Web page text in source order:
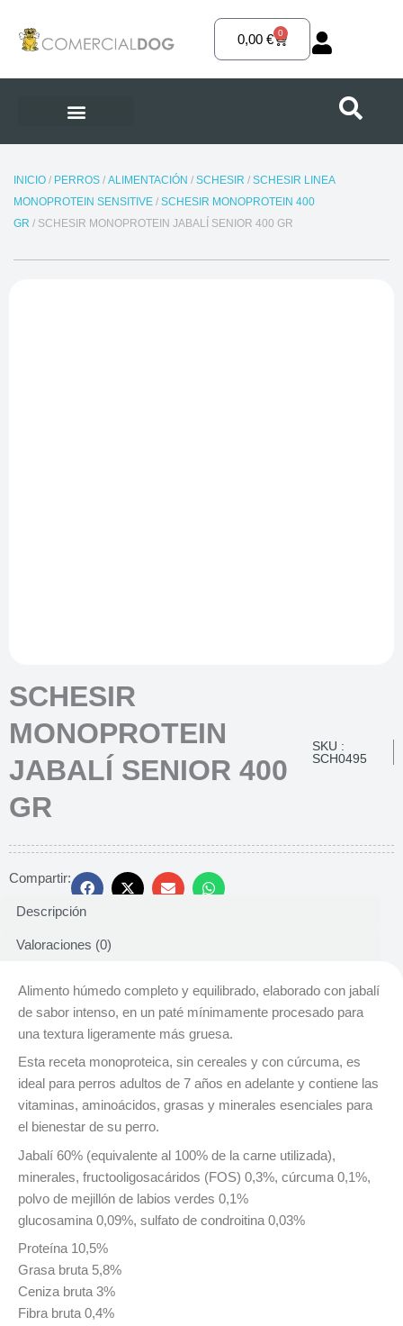
contenido
0,00€ 0
Carrito
INICIO/ PERROS/ ALIMENTACIÓN / SCHESIR / SCHESIR LINEA
MONOPROTEIN SENSITIVE/ SCHESIR MONOPROTEIN 400
GR / SCHESIR MONOPROTEIN JABALÍ SENIOR 400 GR
SCHESIR
MONOPROTEIN
JABALÍ SENIOR 400
GR
SKU :
SCH0495
Compartir:
Descripción
Valoraciones (0)
Alimento húmedo completo y equilibrado, elaborado con jabalí
de sabor intenso, en un paté mínimamente procesado para
una textura ligeramente más gruesa.
Esta receta monoproteica, sin cereales y con cúrcuma, es
ideal para perros adultos de 7 años en adelante y contiene las
vitaminas, aminoácidos, grasas y minerales esenciales para
el bienestar de su perro.
Jabalí 60% (equivalente al 100% de la carne utilizada),
minerales, fructooligosacáridos (FOS) 0,3%, cúrcuma 0,1%,
polvo de mejillón de labios verdes 0,1%
glucosamina 0,09%, sulfato de condroitina 0,03%
Proteína 10,5%
Grasa bruta 5,8%
Ceniza bruta 3%
Fibra bruta 0,4%